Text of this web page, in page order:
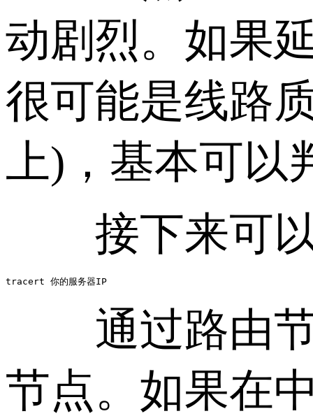
动剧烈。如果
很可能是线路
上)，基本可以
接下来可以
tracert 你的服务器IP
通过路由节
节点。如果在